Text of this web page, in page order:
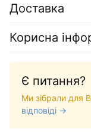
Доставка
Корисна
Є питання?
Ми зібрали для
відповіді →